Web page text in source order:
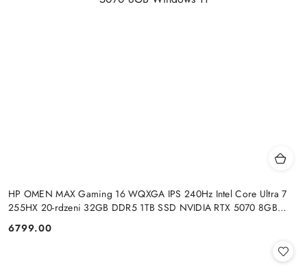
HP OMEN MAX Gaming 16 WQXGA IPS 240Hz Intel Core Ultra 7
255HX 20-rdzeni 32GB DDR5 1TB SSD NVIDIA RTX 5070 8GB
Cena:
6799.00